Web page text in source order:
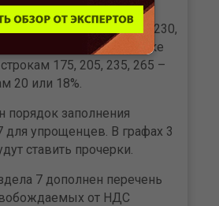
9 по строкам 170, 200, 230,
указывать НДС по ставке
175, 205, 235, 265 –
20 или 18%.
порядок заполнения
для упрощенцев. В графах 3
ставить прочерки.
7 дополнен перечень
от НДС